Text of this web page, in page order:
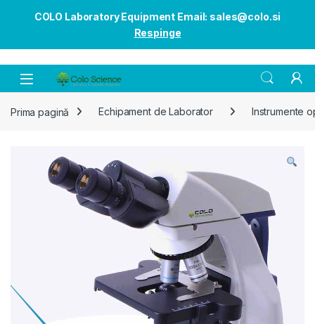
COLO Laboratory Equipment Email: sales@colo.si
Respinge
Open
Prima pagină Echipament de Laborator Instrumente